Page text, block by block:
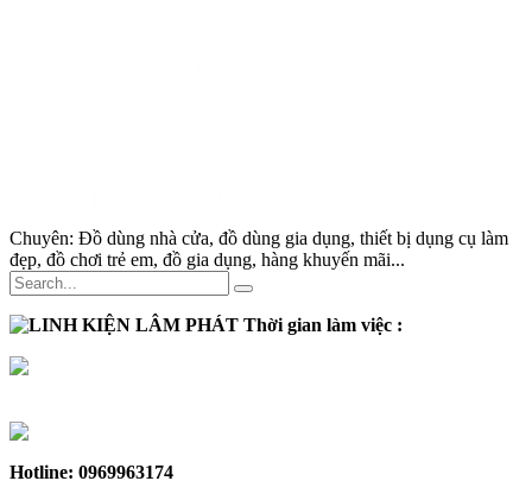
Chuyên: Đồ dùng nhà cửa, đồ dùng gia dụng, thiết bị dụng cụ làm
đẹp, đồ chơi trẻ em, đồ gia dụng, hàng khuyến mãi...
Thời gian làm việc :
Hotline: 0969963174